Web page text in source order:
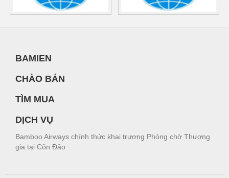
BAMIEN
CHÀO BÁN
TÌM MUA
DỊCH VỤ
Bamboo Airways chính thức khai trương Phòng chờ Thương
gia tại Côn Đảo